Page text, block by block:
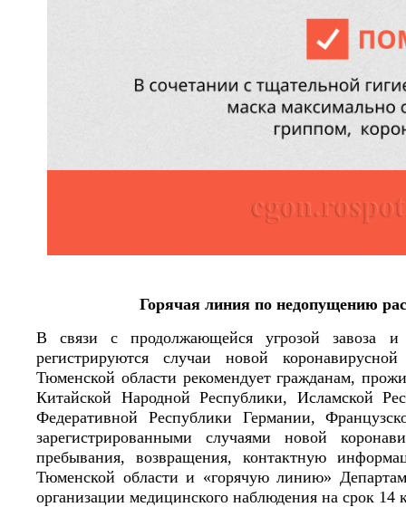
Горячая линия по недопущению
В связи с продолжающейся угрозой завоза и
регистрируются случаи новой
Тюменской области рекомендует гражданам,
Китайской Народной Республики, Исламской
Федеративной Республики Германии,
зарегистрированными случаями новой
пребывания, возвращения, контактную
Тюменской области и «горячую линию»
организации медицинского наблюдения на срок 14